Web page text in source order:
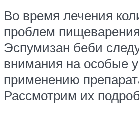
Во время лечения
проблем
Эспумизан беби
внимания на особые
применению
Рассмотрим их